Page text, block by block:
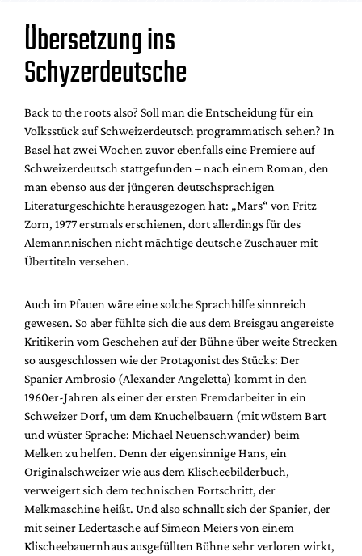
Übersetzung ins
Schyzerdeutsche
Back to the roots also? Soll man die Entscheidung für ein
Volksstück auf Schweizerdeutsch programmatisch sehen? In
Basel hat zwei Wochen zuvor ebenfalls eine Premiere auf
Schweizerdeutsch stattgefunden – nach einem Roman, den
man ebenso aus der jüngeren deutschsprachigen
Literaturgeschichte herausgezogen hat: „Mars“ von Fritz
Zorn, 1977 erstmals erschienen, dort allerdings für des
Alemannnischen nicht mächtige deutsche Zuschauer mit
Übertiteln versehen.
Auch im Pfauen wäre eine solche Sprachhilfe sinnreich
gewesen. So aber fühlte sich die aus dem Breisgau angereiste
Kritikerin vom Geschehen auf der Bühne über weite Strecken
so ausgeschlossen wie der Protagonist des Stücks: Der
Spanier Ambrosio (Alexander Angeletta) kommt in den
1960er-Jahren als einer der ersten Fremdarbeiter in ein
Schweizer Dorf, um dem Knuchelbauern (mit wüstem Bart
und wüster Sprache: Michael Neuenschwander) beim
Melken zu helfen. Denn der eigensinnige Hans, ein
Originalschweizer wie aus dem Klischeebilderbuch,
verweigert sich dem technischen Fortschritt, der
Melkmaschine heißt. Und also schnallt sich der Spanier, der
mit seiner Ledertasche auf Simeon Meiers von einem
Klischeebauernhaus ausgefüllten Bühne sehr verloren wirkt,